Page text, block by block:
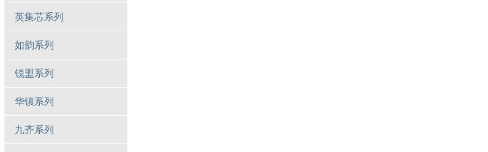
英集芯系列
如韵系列
锐盟系列
华镇系列
九齐系列